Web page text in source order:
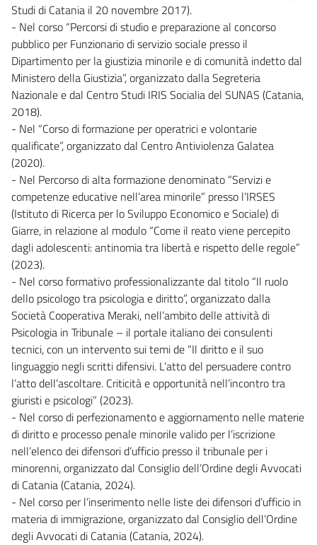
Studi di Catania il 20 novembre 2017).
- Nel corso “Percorsi di studio e preparazione al concorso
pubblico per Funzionario di servizio sociale presso il
Dipartimento per la giustizia minorile e di comunità indetto dal
Ministero della Giustizia”, organizzato dalla Segreteria
Nazionale e dal Centro Studi IRIS Socialia del SUNAS (Catania,
2018).
- Nel “Corso di formazione per operatrici e volontarie
qualificate”, organizzato dal Centro Antiviolenza Galatea
(2020).
- Nel Percorso di alta formazione denominato “Servizi e
competenze educative nell’area minorile” presso l’IRSES
(Istituto di Ricerca per lo Sviluppo Economico e Sociale) di
Giarre, in relazione al modulo “Come il reato viene percepito
dagli adolescenti: antinomia tra libertà e rispetto delle regole”
(2023).
- Nel corso formativo professionalizzante dal titolo “Il ruolo
dello psicologo tra psicologia e diritto”, organizzato dalla
Società Cooperativa Meraki, nell’ambito delle attività di
Psicologia in Tribunale – il portale italiano dei consulenti
tecnici, con un intervento sui temi de “Il diritto e il suo
linguaggio negli scritti difensivi. L’atto del persuadere contro
l’atto dell’ascoltare. Criticità e opportunità nell’incontro tra
giuristi e psicologi” (2023).
- Nel corso di perfezionamento e aggiornamento nelle materie
di diritto e processo penale minorile valido per l’iscrizione
nell’elenco dei difensori d’ufficio presso il tribunale per i
minorenni, organizzato dal Consiglio dell’Ordine degli Avvocati
di Catania (Catania, 2024).
- Nel corso per l’inserimento nelle liste dei difensori d’ufficio in
materia di immigrazione, organizzato dal Consiglio dell’Ordine
degli Avvocati di Catania (Catania, 2024).